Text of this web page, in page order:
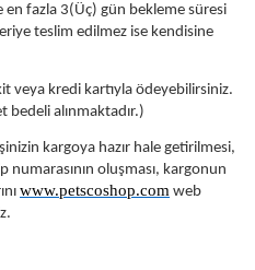
en fazla 3(Üç) gün bekleme süresi
teslim edilmez ise kendisine
veya kredi kartıyla ödeyebilirsiniz.
bedeli alınmaktadır.)
kargoya hazır hale getirilmesi,
oluşması, kargonun
www.petscoshop.com web